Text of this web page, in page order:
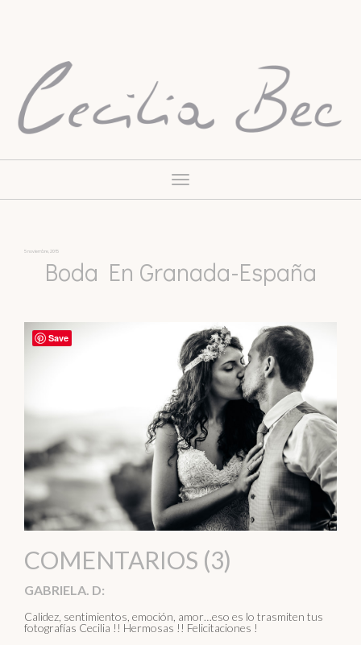
Toggle
navigation
5 noviembre, 2015
Boda En Granada-España
COMENTARIOS (3)
GABRIELA. D:
Calidez, sentimientos, emoción, amor…eso es lo trasmiten tus
fotografías Cecilia !! Hermosas !! Felicitaciones !
Save